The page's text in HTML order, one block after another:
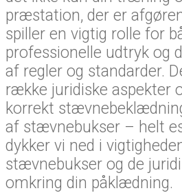
præstation, der er
spiller en vigtig rolle for
professionelle udtryk og
af regler og standarder.
række juridiske aspekter
korrekt
af stævnebukser – helt
dykker vi ned i
stævnebukser og de
omkring din påklædning.